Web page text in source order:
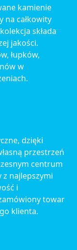
kamienie
na całkowity
składa
jakości.
łupków,
w
dzięki
przestrzeń
centrum
z najlepszymi
i
towar
klienta.